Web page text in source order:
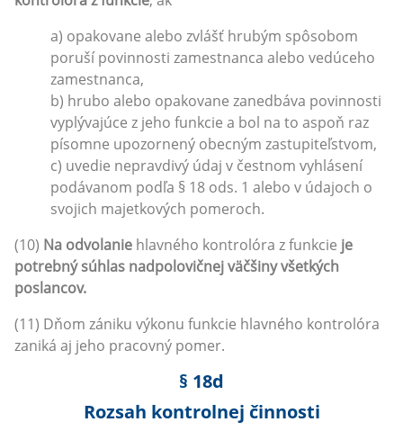
a) opakovane alebo zvlášť hrubým spôsobom
poruší povinnosti zamestnanca alebo vedúceho
zamestnanca,
b) hrubo alebo opakovane zanedbáva povinnosti
vyplývajúce z jeho funkcie a bol na to aspoň raz
písomne upozornený obecným zastupiteľstvom,
c) uvedie nepravdivý údaj v čestnom vyhlásení
podávanom podľa § 18 ods. 1 alebo v údajoch o
svojich majetkových pomeroch.
(10) Na odvolanie hlavného kontrolóra z funkcie je
potrebný súhlas nadpolovičnej väčšiny všetkých
poslancov.
(11) Dňom zániku výkonu funkcie hlavného kontrolóra
zaniká aj jeho pracovný pomer.
§ 18d
Rozsah kontrolnej činnosti